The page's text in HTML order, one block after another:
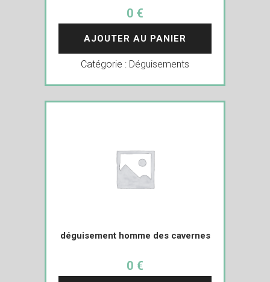
0 €
AJOUTER AU PANIER
Catégorie : Déguisements
déguisement homme des cavernes
0 €